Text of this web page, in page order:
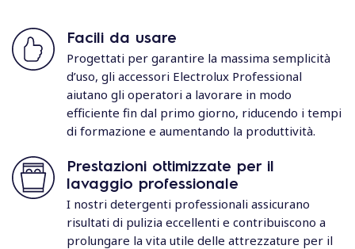
Facili da usare
Progettati per garantire la massima semplicità
d’uso, gli accessori Electrolux Professional
aiutano gli operatori a lavorare in modo
efficiente fin dal primo giorno, riducendo i tempi
di formazione e aumentando la produttività.
Prestazioni ottimizzate per il
lavaggio professionale
I nostri detergenti professionali assicurano
risultati di pulizia eccellenti e contribuiscono a
prolungare la vita utile delle attrezzature per il